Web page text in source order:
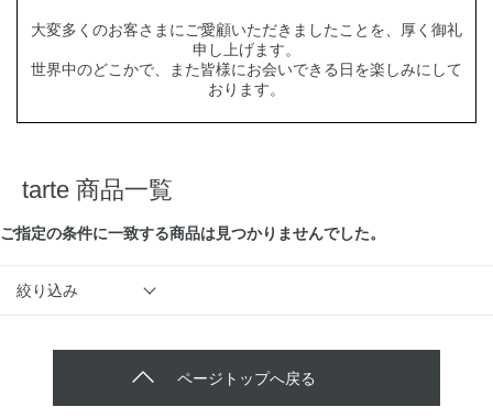
大変多くのお客さまにご愛顧いただきましたことを、厚く御礼
申し上げます。
世界中のどこかで、また皆様にお会いできる日を楽しみにして
おります。
tarte 商品一覧
ご指定の条件に⼀致する商品は見つかりませんでした。
絞り込み
ページトップへ戻る